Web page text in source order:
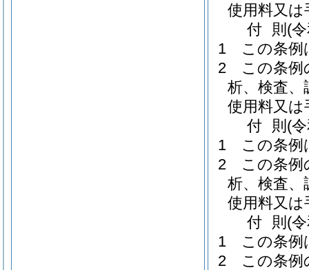
使用料又
付 則 (
1
この条例
2
この条例
析、検査
使用料又
付 則 (
1
この条例
2
この条例
析、検査
使用料又
付 則 (
1
この条例
2
この条例